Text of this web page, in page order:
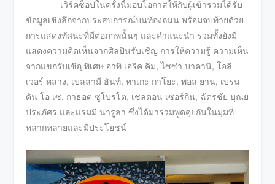
เวิร์คช็อปในครั้งนี้มอบโอกาสให้กับผู้เข้าร่วมได้รับ
ข้อมูลเชิงลึกจากประสบการณ์บนท้องถนน พร้อมจบท้ายด้วย
การแสดงทัศนะที่มีต่อภาพนั้นๆ และคำแนะนำ รวมทั้งยังมี
แสดงความคิดเห็นจากศิลปินรับเชิญ การให้ความรู้ ความเห็น
จากแขกรับเชิญพิเศษ อาทิ เอริค คิม, ไซซ่า บาคานิ, โอลิ
เวอร์ หลาง, เบลลามี ฮันท์, ทาเกะ กาโยะ, พอล ยาน, เบรน
ดัน โอ เซ, กาธอต ซูโบรโต, เชลดอน เซอร์กิน, ฉัตรชัย บุณย
ประภัศร และแรมมี นารูลา ซึ่งได้มาร่วมพูดคุยกันในมุมที่
หลากหลายและมีประโยชน์